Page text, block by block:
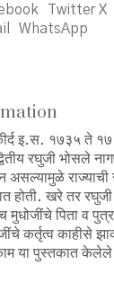
Twitter X
WhatsApp
इ.स. १७३५ ते
रघुजी भोसले
राज्याची
होती. खरे तर
मुधोजींचे पिता व पुत्र
कर्तृत्व काहीसे
या पुस्तकात